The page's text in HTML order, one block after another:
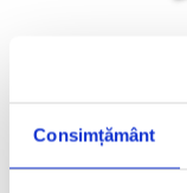
Consimțământ